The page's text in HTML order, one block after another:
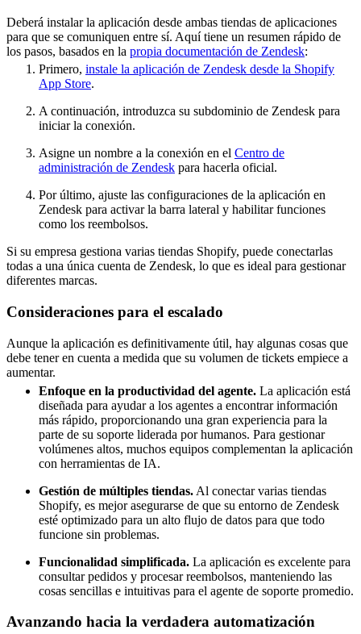
Deberá instalar la aplicación desde ambas tiendas de aplicaciones
para que se comuniquen entre sí. Aquí tiene un resumen rápido de
los pasos, basados en la propia documentación de Zendesk:
Primero, instale la aplicación de Zendesk desde la Shopify
App Store.
A continuación, introduzca su subdominio de Zendesk para
iniciar la conexión.
Asigne un nombre a la conexión en el Centro de
administración de Zendesk para hacerla oficial.
Por último, ajuste las configuraciones de la aplicación en
Zendesk para activar la barra lateral y habilitar funciones
como los reembolsos.
Si su empresa gestiona varias tiendas Shopify, puede conectarlas
todas a una única cuenta de Zendesk, lo que es ideal para gestionar
diferentes marcas.
Consideraciones para el escalado
Aunque la aplicación es definitivamente útil, hay algunas cosas que
debe tener en cuenta a medida que su volumen de tickets empiece a
aumentar.
Enfoque en la productividad del agente. La aplicación está
diseñada para ayudar a los agentes a encontrar información
más rápido, proporcionando una gran experiencia para la
parte de su soporte liderada por humanos. Para gestionar
volúmenes altos, muchos equipos complementan la aplicación
con herramientas de IA.
Gestión de múltiples tiendas. Al conectar varias tiendas
Shopify, es mejor asegurarse de que su entorno de Zendesk
esté optimizado para un alto flujo de datos para que todo
funcione sin problemas.
Funcionalidad simplificada. La aplicación es excelente para
consultar pedidos y procesar reembolsos, manteniendo las
cosas sencillas e intuitivas para el agente de soporte promedio.
Avanzando hacia la verdadera automatización